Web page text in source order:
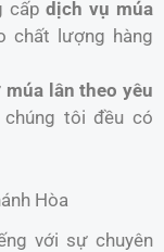
cấpdịch vụ múa
chất lượng hàng
múa lân theo yêu
tôi đều có
Hòa
với sự chuyên